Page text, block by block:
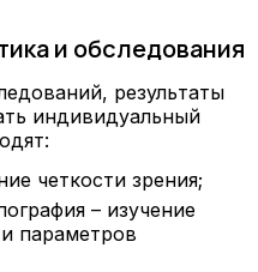
и обследования
результаты
индивидуальный
четкости зрения;
– изучение
параметров